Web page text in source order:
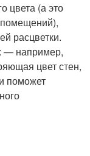
цвета (а это
расцветки.
— например,
цвет стен,
поможет